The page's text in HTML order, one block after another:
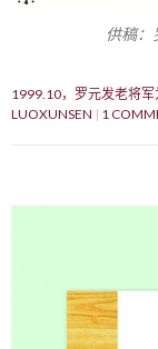
供稿
1999.10，罗元发老将
LUOXUNSEN
1